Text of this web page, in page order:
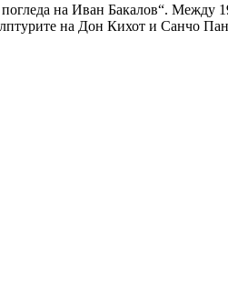
погледа на Иван Бакалов“.
на Дон Кихот и Санчо